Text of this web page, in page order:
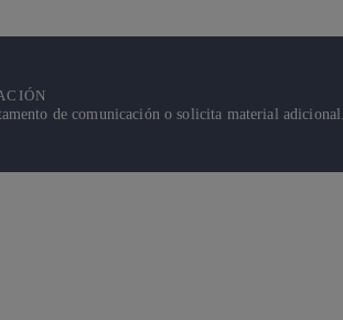
de comunicación o solicita material adicional.